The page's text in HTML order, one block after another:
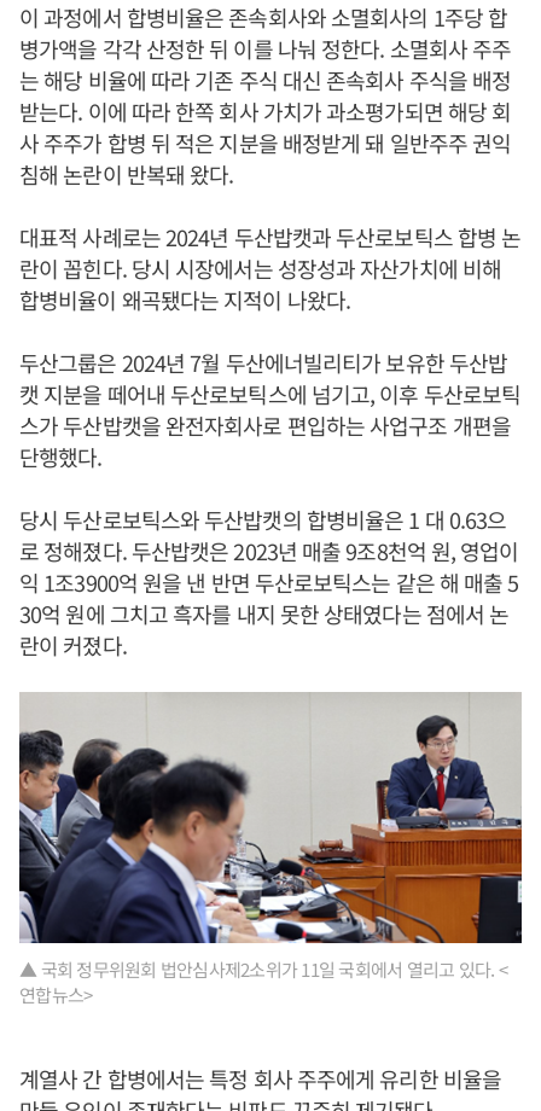
이 과정에서 합병비율은 존속회사와 소멸회사의 1주당 합
병가액을 각각 산정한 뒤 이를 나눠 정한다. 소멸회사 주주
는 해당 비율에 따라 기존 주식 대신 존속회사 주식을 배정
받는다. 이에 따라 한쪽 회사 가치가 과소평가되면 해당 회
사 주주가 합병 뒤 적은 지분을 배정받게 돼 일반주주 권익
침해 논란이 반복돼 왔다.
대표적 사례로는 2024년 두산밥캣과 두산로보틱스 합병 논
란이 꼽힌다. 당시 시장에서는 성장성과 자산가치에 비해
합병비율이 왜곡됐다는 지적이 나왔다.
두산그룹은 2024년 7월 두산에너빌리티가 보유한 두산밥
캣 지분을 떼어내 두산로보틱스에 넘기고, 이후 두산로보틱
스가 두산밥캣을 완전자회사로 편입하는 사업구조 개편을
단행했다.
당시 두산로보틱스와 두산밥캣의 합병비율은 1 대 0.63으
로 정해졌다. 두산밥캣은 2023년 매출 9조8천억 원, 영업이
익 1조3900억 원을 낸 반면 두산로보틱스는 같은 해 매출 5
30억 원에 그치고 흑자를 내지 못한 상태였다는 점에서 논
란이 커졌다.
▲ 국회 정무위원회 법안심사제2소위가 11일 국회에서 열리고 있다. <
연합뉴스>
계열사 간 합병에서는 특정 회사 주주에게 유리한 비율을